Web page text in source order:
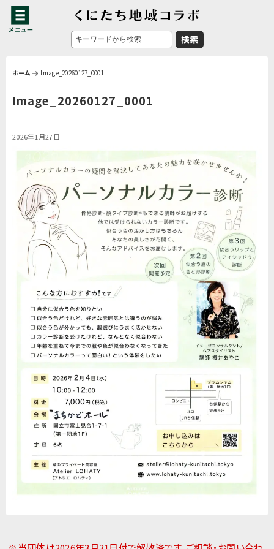
ホーム Image_20260127_0001
Image_20260127_0001
2026年1月27日